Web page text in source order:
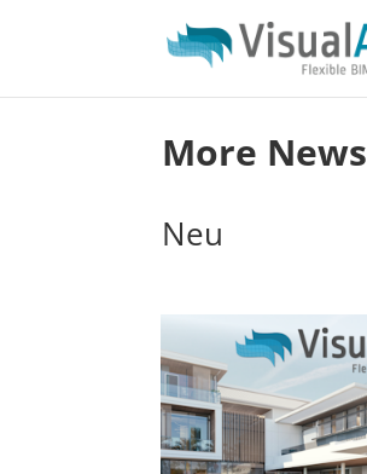
More News
Neu